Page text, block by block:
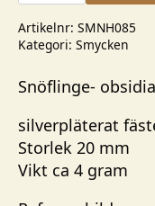
hjärthänge
mängd
Artikelnr: SMNH085
Kategori: Smycken
Snöflinge-
silverpläterat
Storlek 20 mm
Vikt ca 4 gram